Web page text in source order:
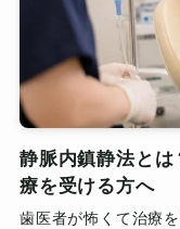
静脈内鎮静法と
療を受ける方へ
歯医者が怖くて治療